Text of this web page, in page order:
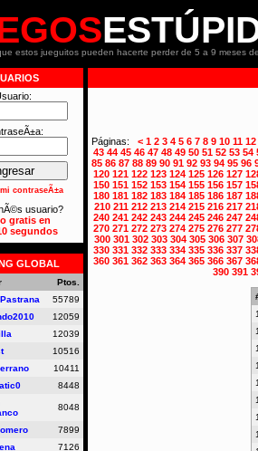
estos jueguitos pueden hacerte perder de 5 a 9 meses
contraseÃ±a
usuario?
gratis en
segundos
GLOBAL
Ptos.
55789
12059
12039
10516
10411
8448
8048
7899
7126
Páginas: < 1 2 3 4 5 6 7 8 9 10 11 12
43 44 45 46 47 48 49 50 51 52 53 54
85 86 87 88 89 90 91 92 93 94 95 96
120 121 122 123 124 125 126 127
150 151 152 153 154 155 156 157
180 181 182 183 184 185 186 187
210 211 212 213 214 215 216 217
240 241 242 243 244 245 246 247
270 271 272 273 274 275 276 277
300 301 302 303 304 305 306 307
330 331 332 333 334 335 336 337
360 361 362 363 364 365 366 367
390 391